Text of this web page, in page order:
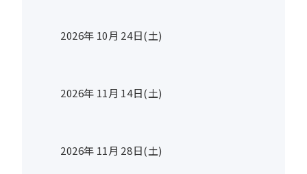
2026年 10月 24日(土)
2026年 11月 14日(土)
2026年 11月 28日(土)